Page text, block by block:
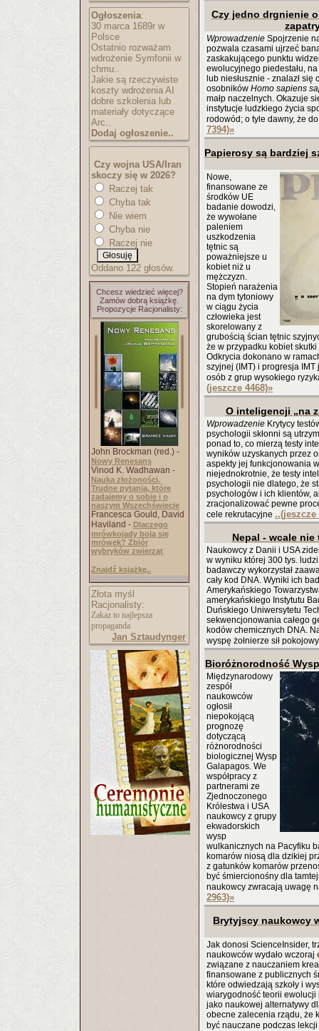
Ogłoszenia:
30 marca 1689r w
Polsce
Ostatnio rozważam
wdrożenie Symfonii w
chmu..
Jakie są rzeczywiste
koszty wdrożenia AI
dobre szkolenia lub
materiały dotyczące
Arc..
Dodaj ogłoszenie..
Czy wojna USA/Iran
skoczy się w 2026?
Raczej tak
Chyba tak
Nie wiem
Chyba nie
Raczej nie
Oddano 122 głosów.
Chcesz wiedzieć więcej?
Zamów dobrą książkę.
Propozycje Racjonalisty:
John Brockman (red.) -
Nowy Renesans
Vinod K. Wadhawan -
Nauka złożoności.
Trudne pytania, które
zadajemy o sobie i o
naszym Wszechświecie
Francesca Gould, David
Haviland - Dlaczego
mrówkojady boją się
mrówek? Zbiór
wybryków zwierząt
Znajdź książkę..
Złota myśl
Racjonalisty:
Zakaz to najlepsza
propaganda
Jan Sztaudynger
Czy jedno drgnienie
Wprowadzenie Spojrzenie
pozwala czasami ujrzeć
zaskakującego punktu
ewolucyjnego piedestału,
lub niesłusznie - znalazł
osobników Homo sapiens
małp naczelnych. Okazuje
instytucje ludzkiego życia
rodowód; o tyle dawny, że
7394)»
Papierosy są bardziej
Nowe,
finansowane ze
środków UE
badanie dowodzi,
że wywołane
paleniem
uszkodzenia
tętnic są
poważniejsze u
kobiet niż u
mężczyzn.
Stopień narażenia
na dym tytoniowy
w ciągu życia
człowieka jest
skorelowany z
grubością ścian tętnic
że w przypadku kobiet
Odkrycia dokonano w
szyjnej (IMT) i progresja
osób z grup wysokiego
(jeszcze 4468)»
O inteligencji „na
Wprowadzenie Krytycy
psychologii skłonni są
ponad to, co mierzą testy
wyników uzyskanych przez
aspekty jej funkcjonowania
niejednokrotnie, że testy
psychologii nie dlatego, że
psychologów i ich klientów,
zracjonalizować pewne
cele rekrutacyjne ..(jeszcze
Nepal - wcale
Naukowcy z Danii i USA
w wyniku której 300 tys. ludzi
badawczy wykorzystał
cały kod DNA. Wyniki ich
Amerykańskiego
amerykańskiego Instytutu
Duńskiego Uniwersytetu
sekwencjonowania całego
kodów chemicznych DNA.
wyspę żołnierze sił
Bioróżnorodność
Międzynarodowy
zespół
naukowców
ogłosił
niepokojącą
prognozę
dotyczącą
różnorodności
biologicznej Wysp
Galapagos. We
współpracy z
partnerami ze
Zjednoczonego
Królestwa i USA
naukowcy z grupy
ekwadorskich
wysp
wulkanicznych na Pacyfiku
komarów niosą dla dzikiej
z gatunków komarów
być śmiercionośny dla
naukowcy zwracają uwagę
2963)»
Brytyjscy naukowcy
Jak donosi ScienceInsider,
naukowców wydało wczoraj
związane z nauczaniem
finansowane z publicznych
które odwiedzają szkoły i
wiarygodność teorii
jako naukowej alternatywy
obecne zalecenia rządu, że
być nauczane podczas